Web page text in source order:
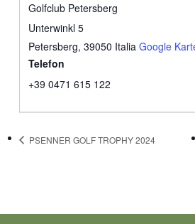
Golfclub Petersberg
Unterwinkl 5
Petersberg, 39050 Italia Google
Telefon
+39 0471 615 122
PSENNER GOLF TROPHY 2024